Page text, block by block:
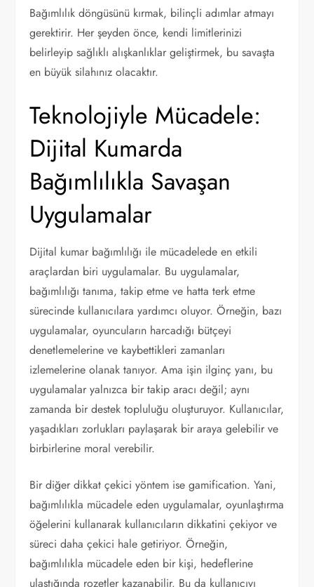
Bağımlılık döngüsünü kırmak, bilinçli adımlar atmayı
gerektirir. Her şeyden önce, kendi limitlerinizi
belirleyip sağlıklı alışkanlıklar geliştirmek, bu savaşta
en büyük silahınız olacaktır.
Teknolojiyle Mücadele:
Dijital Kumarda
Bağımlılıkla Savaşan
Uygulamalar
Dijital kumar bağımlılığı ile mücadelede en etkili
araçlardan biri uygulamalar. Bu uygulamalar,
bağımlılığı tanıma, takip etme ve hatta terk etme
sürecinde kullanıcılara yardımcı oluyor. Örneğin, bazı
uygulamalar, oyuncuların harcadığı bütçeyi
denetlemelerine ve kaybettikleri zamanları
izlemelerine olanak tanıyor. Ama işin ilginç yanı, bu
uygulamalar yalnızca bir takip aracı değil; aynı
zamanda bir destek topluluğu oluşturuyor. Kullanıcılar,
yaşadıkları zorlukları paylaşarak bir araya gelebilir ve
birbirlerine moral verebilir.
Bir diğer dikkat çekici yöntem ise gamification. Yani,
bağımlılıkla mücadele eden uygulamalar, oyunlaştırma
öğelerini kullanarak kullanıcıların dikkatini çekiyor ve
süreci daha çekici hale getiriyor. Örneğin,
bağımlılıkla mücadele eden bir kişi, hedeflerine
ulaştığında rozetler kazanabilir. Bu da kullanıcıyı